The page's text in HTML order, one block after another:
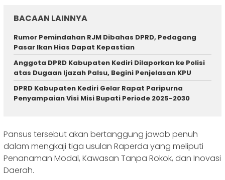
BACAAN LAINNYA
‎Rumor Pemindahan RJM Dibahas DPRD, Pedagang
Pasar Ikan Hias Dapat Kepastian ‎
Anggota DPRD Kabupaten Kediri Dilaporkan ke Polisi
atas Dugaan Ijazah Palsu, Begini Penjelasan KPU
DPRD Kabupaten Kediri Gelar Rapat Paripurna
Penyampaian Visi Misi Bupati Periode 2025-2030
Pansus tersebut akan bertanggung jawab penuh
dalam mengkaji tiga usulan Raperda yang meliputi
Penanaman Modal, Kawasan Tanpa Rokok, dan Inovasi
Daerah.